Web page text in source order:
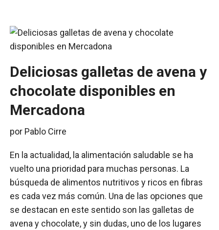
Deliciosas galletas de avena y
chocolate disponibles en
Mercadona
por Pablo Cirre
En la actualidad, la alimentación saludable se ha
vuelto una prioridad para muchas personas. La
búsqueda de alimentos nutritivos y ricos en fibras
es cada vez más común. Una de las opciones que
se destacan en este sentido son las galletas de
avena y chocolate, y sin dudas, uno de los lugares